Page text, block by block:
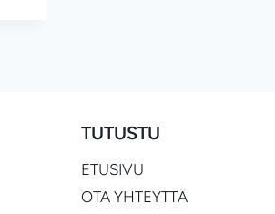
TUTUSTU
ETUSIVU
OTA YHTEYTTÄ